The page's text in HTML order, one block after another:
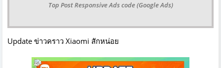
Top Post Responsive Ads code (Google Ads)
Update ข่าวคราว Xiaomi สักหน่อย